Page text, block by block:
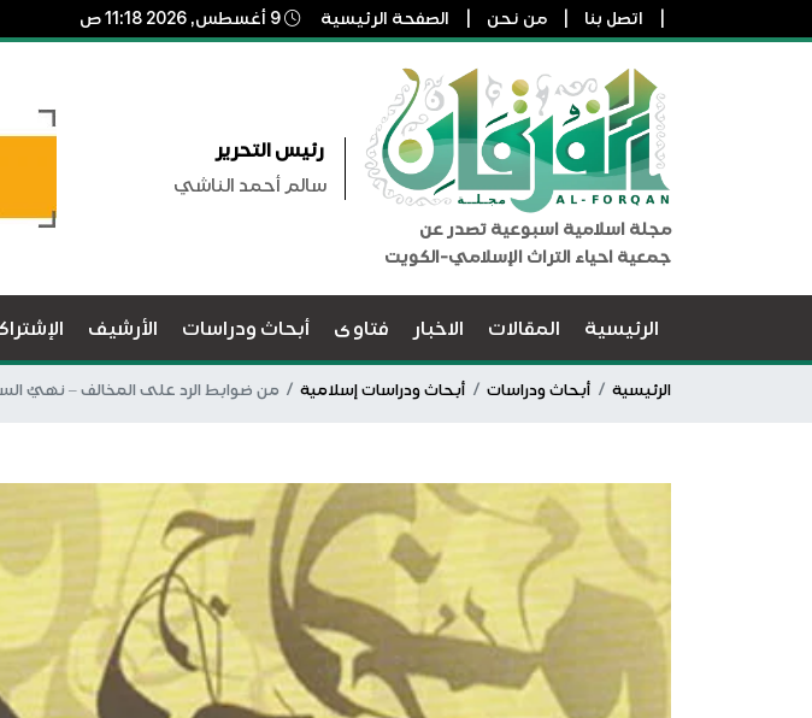
اتصل بنا من نحن الصفحة الرئيسية
مجلة اسلامية اسبوعية تصدر عن
جمعية احياء التراث الإسلامي-الكويت
رئيس التحرير
سالم أحمد الناشي
الرئيسية المقالات الاخبار فتاوى أبحاث ودراسات الأرشيف
الرئيسية أبحاث ودراسات أبحاث ودراسات إسلامية من ضوابط الرد على المخالف – نهيُ